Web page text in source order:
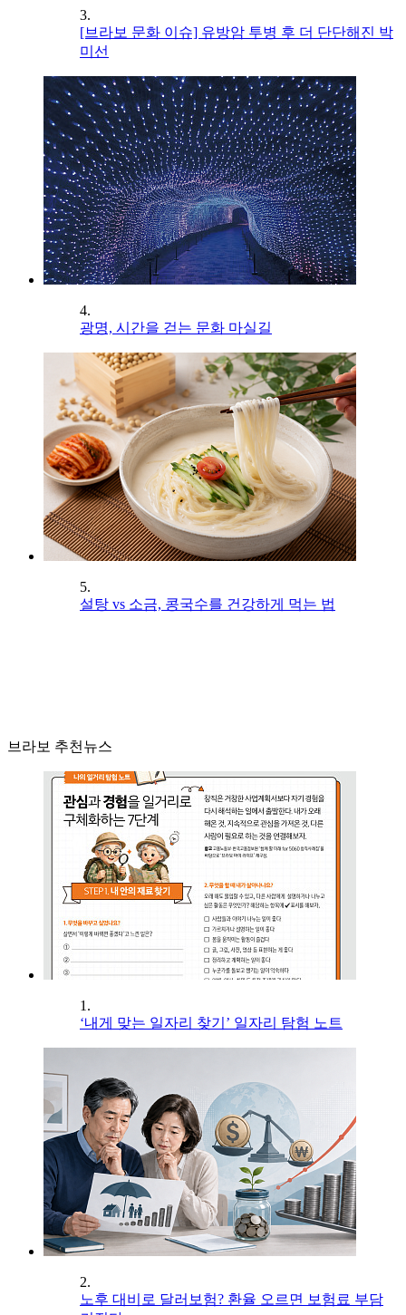
3.
[브라보 문화 이슈] 유방암 투병 후 더 단단해진 박
미선
4.
광명, 시간을 걷는 문화 마실길
5.
설탕 vs 소금, 콩국수를 건강하게 먹는 법
브라보 추천뉴스
1.
‘내게 맞는 일자리 찾기’ 일자리 탐험 노트
2.
노후 대비로 달러보험? 환율 오르면 보험료 부담